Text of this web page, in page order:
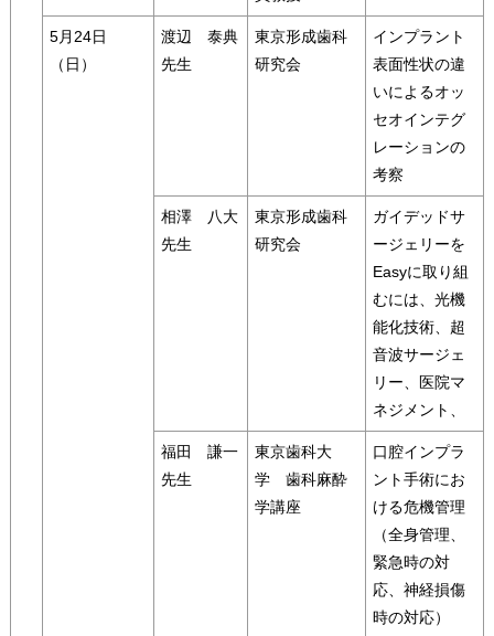
5月24日
（日）
渡辺 泰典
先生
東京形成歯科
研究会
インプラント
表面性状の違
いによるオッ
セオインテグ
レーションの
考察
相澤 八大
先生
東京形成歯科
研究会
ガイデッドサ
ージェリーを
Easyに取り組
むには、光機
能化技術、超
音波サージェ
リー、医院マ
ネジメント、
福田 謙一
先生
東京歯科大
学 歯科麻酔
学講座
口腔インプラ
ント手術にお
ける危機管理
（全身管理、
緊急時の対
応、神経損傷
時の対応）